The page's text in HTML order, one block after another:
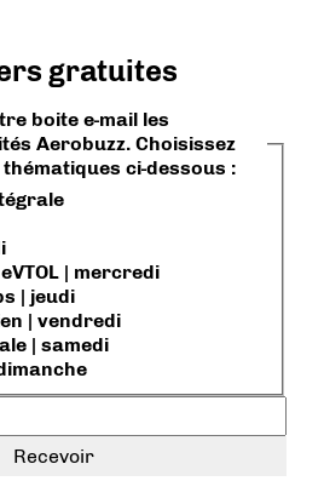
gratuites
boite e-mail les
Aerobuzz. Choisissez
ci-dessous :
| mercredi
| jeudi
| vendredi
| samedi